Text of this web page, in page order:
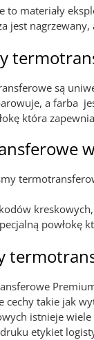
to materiały
jest
są
a farba
która
powłokę
cechy takie jak
istnieje
etykiet